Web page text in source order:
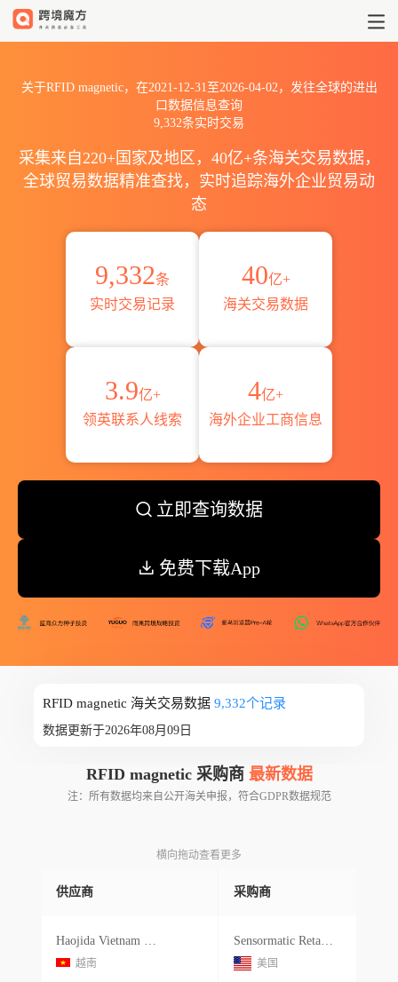
关于RFID magnetic，在2021-12-31至2026-04-02，发往全球的进出
口数据信息查询
9,332条实时交易
采集来自220+国家及地区，40亿+条海关交易数据，
全球贸易数据精准查找，实时追踪海外企业贸易动
态
9,332条
实时交易记录
40亿+
海关交易数据
3.9亿+
领英联系人线索
4亿+
海外企业工商信息
立即查询数据
免费下载App
RFID magnetic 海关交易数据 9,332个记录
数据更新于2026年08月09日
RFID magnetic 采购商 最新数据
注：所有数据均来自公开海关申报，符合GDPR数据规范
横向拖动查看更多
供应商 采购商
Haojida Vietnam Electronic Technolo
越南
Sensormatic Retail Solutions
美国